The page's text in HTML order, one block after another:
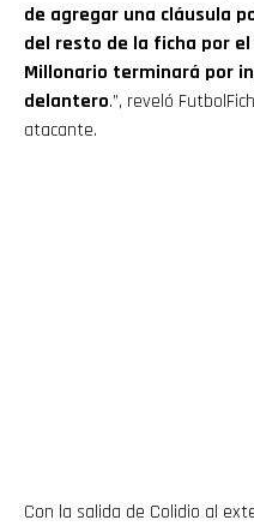
de agregar una cláusula
del resto de la ficha por
Millonario terminará por
delantero.”, reveló
atacante.
Con la salida de Colidio al